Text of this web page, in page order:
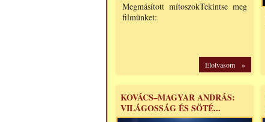
Megmásított mítoszokTekintse meg
filmünket:
Elolvasom »
KOVÁCS–MAGYAR ANDRÁS:
VILÁGOSSÁG ÉS SÖTÉ...